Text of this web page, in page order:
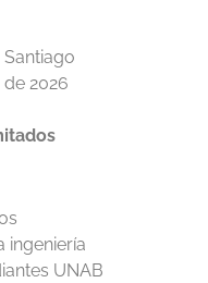
2026
ingeniería
UNAB